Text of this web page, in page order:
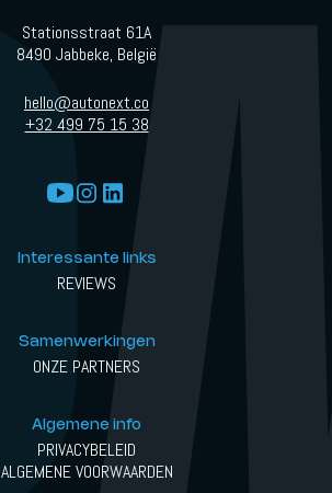
Stationsstraat 61A
8490 Jabbeke, België
hello@autonext.co
+32 499 75 15 38
Interessante links
REVIEWS
Samenwerkingen
ONZE PARTNERS
Algemene info
PRIVACYBELEID
ALGEMENE VOORWAARDEN